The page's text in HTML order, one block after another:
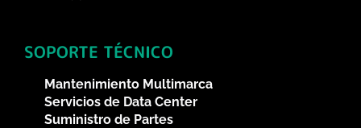
SOPORTE TÉCNICO
Mantenimiento Multimarca
Servicios de Data Center
Suministro de Partes